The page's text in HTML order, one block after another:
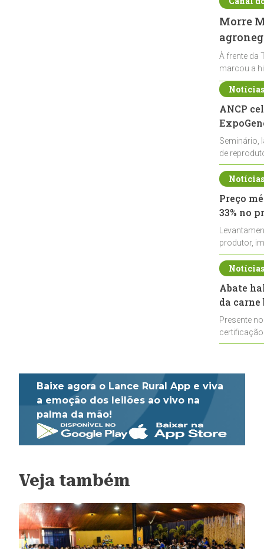
Morre
À frente da
marcou a
ANCP
Seminário,
de
durante a
Preço
33% no
produtor,
de leite cru
Abate
da
Presente
Baixe agora o Lance Rural App e viva
a emoção dos leilões ao vivo na
palma da mão!
Veja também